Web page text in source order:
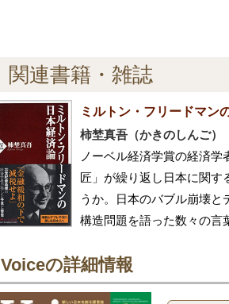
関連書籍・雑誌
ミルトン・フリードマン
柿埜真吾（かきのしんご）
ノーベル経済学賞の経済
匠」が繰り返し日本に関す
うか。日本のバブル崩壊と
構造問題を語った数々の言
Voiceの詳細情報